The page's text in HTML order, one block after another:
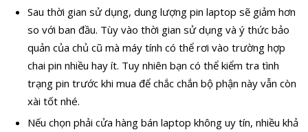
Sau thời gian sử dụng, dung lượng pin laptop sẽ giảm hơn
so với ban đầu. Tùy vào thời gian sử dụng và ý thức bảo
quản của chủ cũ mà máy tính có thể rơi vào trường hợp
chai pin nhiều hay ít. Tuy nhiên bạn có thể kiểm tra tình
trạng pin trước khi mua để chắc chắn bộ phận này vẫn còn
xài tốt nhé.
Nếu chọn phải cửa hàng bán laptop không uy tín, nhiều khả